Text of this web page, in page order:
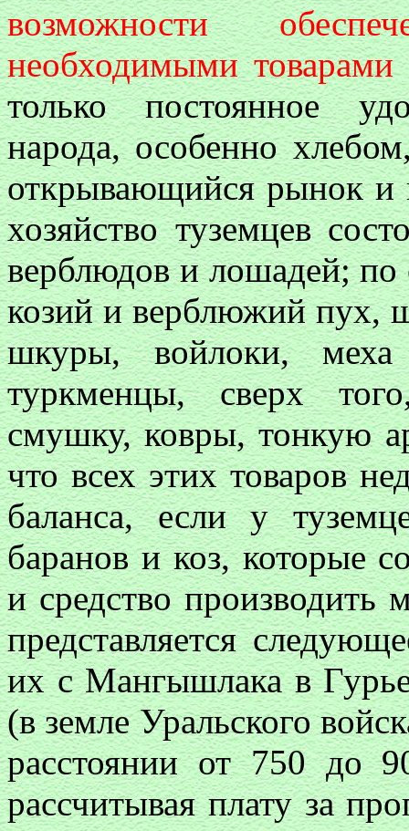
возможности
необходимыми товарами
только постоянное
народа, особенно
открывающийся рынок и
хозяйство туземцев
верблюдов и лошадей; по
козий и верблюжий пух,
шкуры, войлоки,
туркменцы, сверх
смушку, ковры, тонкую
что всех этих товаров
баланса, если у
баранов и коз, которые
и средство производить
представляется
их с Мангышлака в
(в земле Уральского
расстоянии от 750 до
рассчитывая плату за